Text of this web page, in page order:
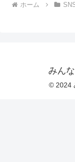
ホーム
みん
© 2024